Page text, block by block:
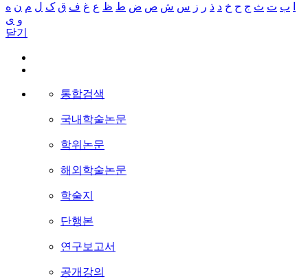
ب ت ث ج ح خ د ذ ر ز س ش ص ض ط ظ ع غ ف ق ک ل م ن ه
و ی
닫기
통합검색
국내학술논문
학위논문
해외학술논문
학술지
단행본
연구보고서
공개강의